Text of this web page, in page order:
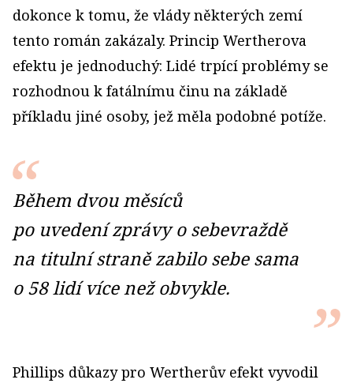
dokonce k tomu, že vlády některých zemí
tento román zakázaly. Princip Wertherova
efektu je jednoduchý: Lidé trpící problémy se
rozhodnou k fatálnímu činu na základě
příkladu jiné osoby, jež měla podobné potíže.
Během dvou měsíců
po uvedení zprávy o sebe­vraždě
na titulní straně zabilo sebe sama
o 58 lidí více než obvykle.
Phillips důkazy pro Wertherův efekt vyvodil